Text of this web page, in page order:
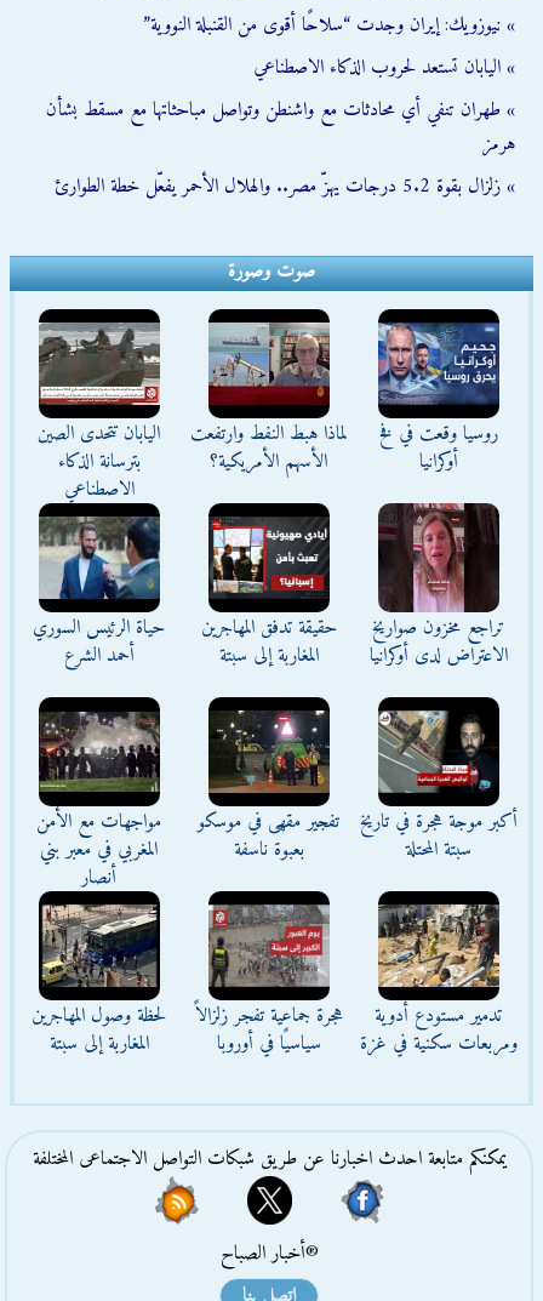
» نيوزويك: إيران وجدت “سلاحًا أقوى من القنبلة النووية”
» اليابان تستعد لحروب الذكاء الاصطناعي
» طهران تنفي أي محادثات مع واشنطن وتواصل مباحثاتها مع مسقط بشأن
هرمز
» زلزال بقوة 5.2 درجات يهزّ مصر.. والهلال الأحمر يفعّل خطة الطوارئ
صوت وصورة
روسيا وقعت في فخ
أوكرانيا
لماذا هبط النفط وارتفعت
الأسهم الأمريكية؟
اليابان تتحدى الصين
بترسانة الذكاء
الاصطناعي
تراجع مخزون صواريخ
الاعتراض لدى أوكرانيا
حقيقة تدفق المهاجرين
المغاربة إلى سبتة
حياة الرئيس السوري
أحمد الشرع
أكبر موجة هجرة في تاريخ
سبتة المحتلة
تفجير مقهى في موسكو
بعبوة ناسفة
مواجهات مع الأمن
المغربي في معبر بني
أنصار
تدمير مستودع أدوية
ومربعات سكنية في غزة
هجرة جماعية تفجر زلزالاً
سياسيًا في أوروبا
لحظة وصول المهاجرين
المغاربة إلى سبتة
يمكنكم متابعة احدث اخبارنا عن طريق شبكات التواصل الاجتماعى المختلفة
®أخبار الصباح